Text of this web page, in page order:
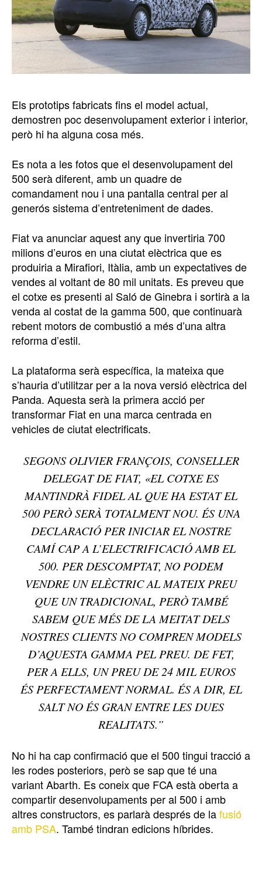
Els prototips fabricats fins el model actual,
demostren poc desenvolupament exterior i interior,
però hi ha alguna cosa més.
Es nota a les fotos que el desenvolupament del
500 serà diferent, amb un quadre de
comandament nou i una pantalla central per al
generós sistema d’entreteniment de dades.
Fiat va anunciar aquest any que invertiria 700
milions d’euros en una ciutat elèctrica que es
produiria a Mirafiori, Itàlia, amb un expectatives de
vendes al voltant de 80 mil unitats. Es preveu que
el cotxe es presenti al Saló de Ginebra i sortirà a la
venda al costat de la gamma 500, que continuarà
rebent motors de combustió a més d’una altra
reforma d’estil.
La plataforma serà específica, la mateixa que
s’hauria d’utilitzar per a la nova versió elèctrica del
Panda. Aquesta serà la primera acció per
transformar Fiat en una marca centrada en
vehicles de ciutat electrificats.
SEGONS OLIVIER FRANÇOIS, CONSELLER
DELEGAT DE FIAT, «EL COTXE ES
MANTINDRÀ FIDEL AL QUE HA ESTAT EL
500 PERÒ SERÀ TOTALMENT NOU. ÉS UNA
DECLARACIÓ PER INICIAR EL NOSTRE
CAMÍ CAP A L’ELECTRIFICACIÓ AMB EL
500. PER DESCOMPTAT, NO PODEM
VENDRE UN ELÈCTRIC AL MATEIX PREU
QUE UN TRADICIONAL, PERÒ TAMBÉ
SABEM QUE MÉS DE LA MEITAT DELS
NOSTRES CLIENTS NO COMPREN MODELS
D’AQUESTA GAMMA PEL PREU. DE FET,
PER A ELLS, UN PREU DE 24 MIL EUROS
ÉS PERFECTAMENT NORMAL. ÉS A DIR, EL
SALT NO ÉS GRAN ENTRE LES DUES
REALITATS.”
No hi ha cap confirmació que el 500 tingui tracció a
les rodes posteriors, però se sap que té una
variant Abarth. Es coneix que FCA està oberta a
compartir desenvolupaments per al 500 i amb
altres constructors, es parlarà després de lafusió
amb PSA. També tindran edicions híbrides.